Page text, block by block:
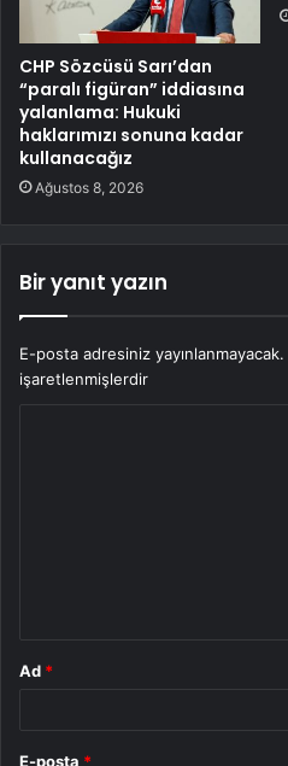
CHP Sözcüsü Sarı’dan
“paralı figüran” iddiasına
yalanlama: Hukuki
haklarımızı sonuna kadar
kullanacağız
Ağustos 8, 2026
Bir yanıt yazın
E-posta adresiniz yayınlanmayacak.
işaretlenmişlerdir
Ad *
E-posta *